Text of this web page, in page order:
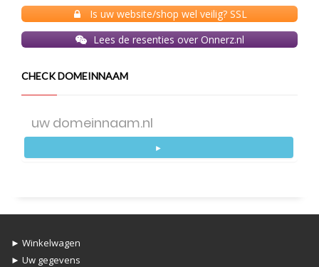
Is uw website/shop wel veilig? SSL
Lees de resenties over Onnerz.nl
CHECK DOMEINNAAM
►
► Winkelwagen
► Uw gegevens